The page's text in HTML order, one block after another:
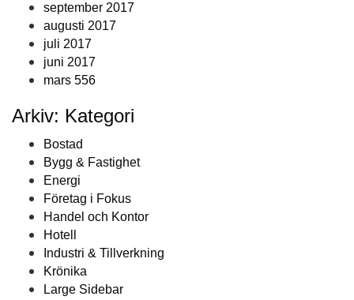
september 2017
augusti 2017
juli 2017
juni 2017
mars 556
Arkiv: Kategori
Bostad
Bygg & Fastighet
Energi
Företag i Fokus
Handel och Kontor
Hotell
Industri & Tillverkning
Krönika
Large Sidebar